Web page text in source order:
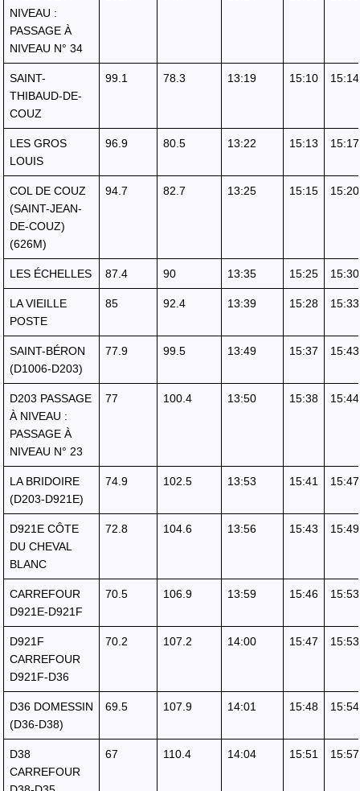
NIVEAU :
PASSAGE À
NIVEAU N° 34
SAINT-
THIBAUD-DE-
COUZ
99.1 78.3 13:19 15:10 15:14
LES GROS
LOUIS
96.9 80.5 13:22 15:13 15:17
COL DE COUZ
(SAINT-JEAN-
DE-COUZ)
(626M)
94.7 82.7 13:25 15:15 15:20
LES ÉCHELLES 87.4 90 13:35 15:25 15:30
LA VIEILLE
POSTE
85 92.4 13:39 15:28 15:33
SAINT-BÉRON
(D1006-D203)
77.9 99.5 13:49 15:37 15:43
D203 PASSAGE
À NIVEAU :
PASSAGE À
NIVEAU N° 23
77 100.4 13:50 15:38 15:44
LA BRIDOIRE
(D203-D921E)
74.9 102.5 13:53 15:41 15:47
D921E CÔTE
DU CHEVAL
BLANC
72.8 104.6 13:56 15:43 15:49
CARREFOUR
D921E-D921F
70.5 106.9 13:59 15:46 15:53
D921F
CARREFOUR
D921F-D36
70.2 107.2 14:00 15:47 15:53
D36 DOMESSIN
(D36-D38)
69.5 107.9 14:01 15:48 15:54
D38
CARREFOUR
67 110.4 14:04 15:51 15:57